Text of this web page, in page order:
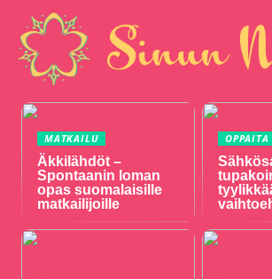
MATKAILU
Äkkilähdöt –
Spontaanin loman
opas suomalaisille
matkailijoille
OPPAITA